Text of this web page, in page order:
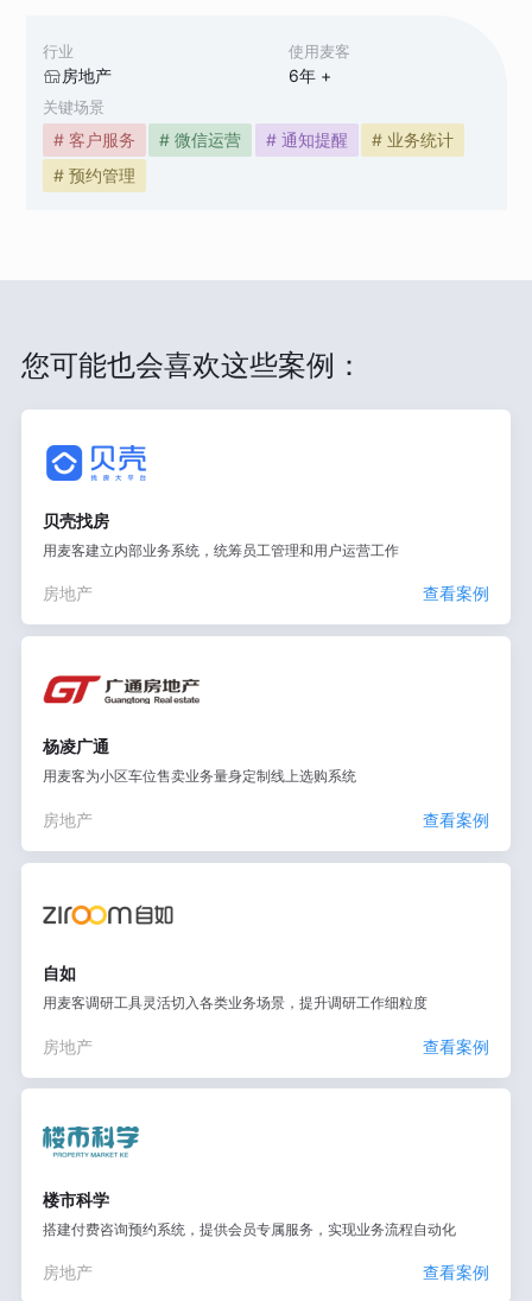
行业
房地产
使用麦客
6年 +
关键场景
# 客户服务 # 微信运营 # 通知提醒
# 业务统计
# 预约管理
您可能也会喜欢这些案例：
贝壳找房
用麦客建立内部业务系统，统筹员工管理和用户运营工作
房地产 查看案例
杨凌广通
用麦客为小区车位售卖业务量身定制线上选购系统
房地产 查看案例
自如
用麦客调研工具灵活切入各类业务场景，提升调研工作细粒度
房地产 查看案例
楼市科学
搭建付费咨询预约系统，提供会员专属服务，实现业务流程自动化
房地产 查看案例